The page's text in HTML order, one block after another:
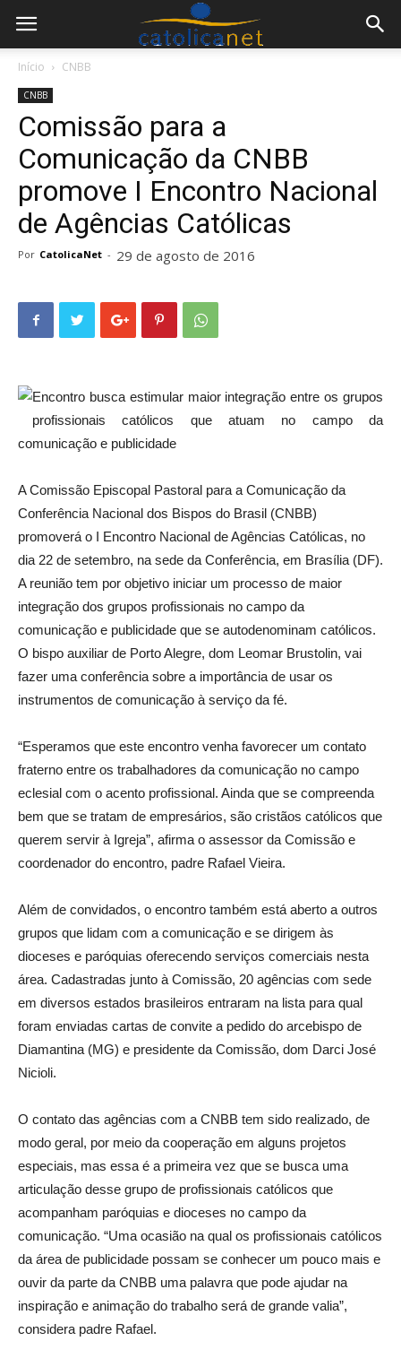
Início CNBB
CNBB
Comissão para a
Comunicação da CNBB
promove I Encontro Nacional
de Agências Católicas
Por CatolicaNet - 29 de agosto de 2016
Encontro busca estimular maior integração entre os grupos
profissionais católicos que atuam no campo da
comunicação e publicidade
A Comissão Episcopal Pastoral para a Comunicação da
Conferência Nacional dos Bispos do Brasil (CNBB)
promoverá o I Encontro Nacional de Agências Católicas, no
dia 22 de setembro, na sede da Conferência, em Brasília (DF).
A reunião tem por objetivo iniciar um processo de maior
integração dos grupos profissionais no campo da
comunicação e publicidade que se autodenominam católicos.
O bispo auxiliar de Porto Alegre, dom Leomar Brustolin, vai
fazer uma conferência sobre a importância de usar os
instrumentos de comunicação à serviço da fé.
“Esperamos que este encontro venha favorecer um contato
fraterno entre os trabalhadores da comunicação no campo
eclesial com o acento profissional. Ainda que se compreenda
bem que se tratam de empresários, são cristãos católicos que
querem servir à Igreja”, afirma o assessor da Comissão e
coordenador do encontro, padre Rafael Vieira.
Além de convidados, o encontro também está aberto a outros
grupos que lidam com a comunicação e se dirigem às
dioceses e paróquias oferecendo serviços comerciais nesta
área. Cadastradas junto à Comissão, 20 agências com sede
em diversos estados brasileiros entraram na lista para qual
foram enviadas cartas de convite a pedido do arcebispo de
Diamantina (MG) e presidente da Comissão, dom Darci José
Nicioli.
O contato das agências com a CNBB tem sido realizado, de
modo geral, por meio da cooperação em alguns projetos
especiais, mas essa é a primeira vez que se busca uma
articulação desse grupo de profissionais católicos que
acompanham paróquias e dioceses no campo da
comunicação. “Uma ocasião na qual os profissionais católicos
da área de publicidade possam se conhecer um pouco mais e
ouvir da parte da CNBB uma palavra que pode ajudar na
inspiração e animação do trabalho será de grande valia”,
considera padre Rafael.